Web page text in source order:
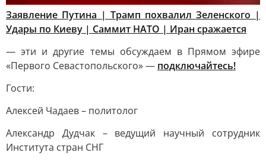
Заявление Путина | Трамп похвалил Зеленского |
Удары по Киеву | Саммит НАТО | Иран сражается
— эти и другие темы обсуждаем в Прямом эфире
«Первого Севастопольского» — подключайтесь!
Гости:
Алексей Чадаев – политолог
Александр Дудчак – ведущий научный сотрудник
Института стран СНГ